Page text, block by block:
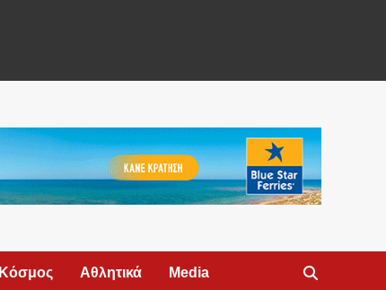
Κόσμος Αθλητικά Media